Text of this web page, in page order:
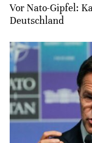
Vor Nato-Gipfel:
Deutschland